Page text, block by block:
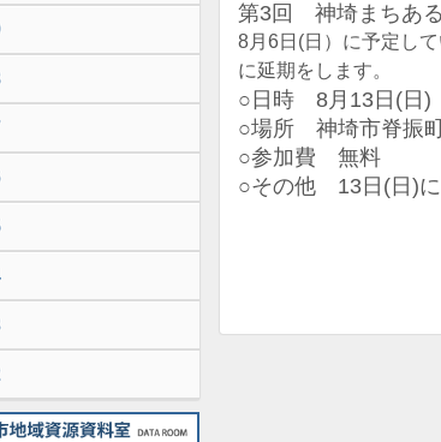
第3回 神埼まちあ
8月6日(日）に予定し
に延期をします。
○日時 8月13日(日)
○場所 神埼市脊振
○参加費 無料
○その他 13日(日)に